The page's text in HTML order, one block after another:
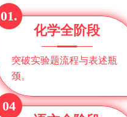
01.
化学全阶段
突破实验题流程与表述瓶
颈。
04